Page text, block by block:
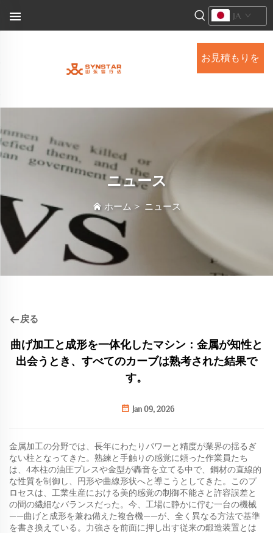
お見積もりを
JA
ニュース
ホーム > ニュース
戻る
曲げ加工と成形を一体化したマシン：金属が知性と
出会うとき、すべてのカーブは熟考された結果で
す。
Jan 09, 2026
金属加工の分野では、長年にわたりパワーと精度が業界の揺るぎ
ない柱となってきた。熟練と手触りの感覚に頼った作業員たち
は、4本柱の油圧プレスや金型が轟音を立てる中で、鋼材の直線的
な性質を制御し、円形や曲線形状へと導こうとしてきた。このプ
ロセスは、工業生産における美的感覚の制御不能さと許容誤差と
の間の繊細なバランスだった。今、工場に静かに佇む一台の機械
——曲げと成形を兼ね備えた複合機——が、全く異なる方法で基準
を書き換えている。力強さを前面に押し出す従来の鍛造装置とは